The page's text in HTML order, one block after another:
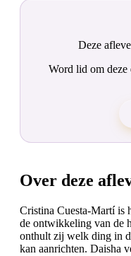
Deze
Word lid om deze
Over deze
Cristina Cuesta-Martí is
de ontwikkeling van de
onthult zij welk ding in
kan aanrichten. Daisha